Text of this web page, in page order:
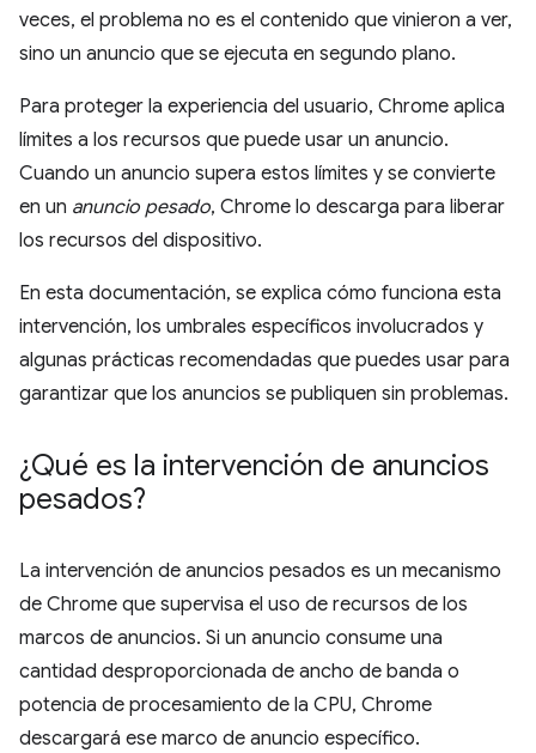
veces, el problema no es el contenido que vinieron a ver,
sino un anuncio que se ejecuta en segundo plano.
Para proteger la experiencia del usuario, Chrome aplica
límites a los recursos que puede usar un anuncio.
Cuando un anuncio supera estos límites y se convierte
en un anuncio pesado, Chrome lo descarga para liberar
los recursos del dispositivo.
En esta documentación, se explica cómo funciona esta
intervención, los umbrales específicos involucrados y
algunas prácticas recomendadas que puedes usar para
garantizar que los anuncios se publiquen sin problemas.
¿Qué es la intervención de anuncios
pesados?
La intervención de anuncios pesados es un mecanismo
de Chrome que supervisa el uso de recursos de los
marcos de anuncios. Si un anuncio consume una
cantidad desproporcionada de ancho de banda o
potencia de procesamiento de la CPU, Chrome
descargará ese marco de anuncio específico.